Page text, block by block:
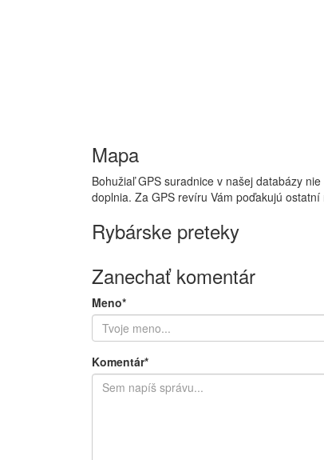
Mapa
Bohužiaľ GPS suradnice v našej databázy
doplnia. Za GPS revíru Vám poďakujú ostatní
Rybárske preteky
Zanechať komentár
Meno*
Komentár*